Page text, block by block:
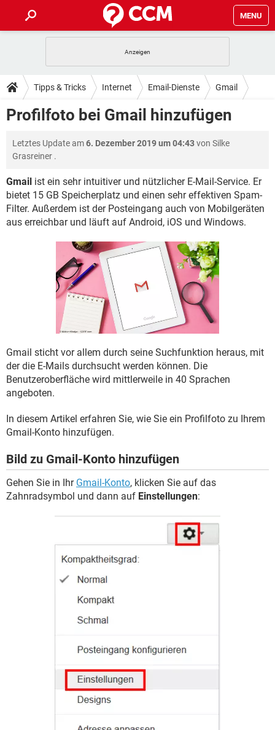
MENU
ANDROID IOS
WINDOWS 10 INSTAGRAM
FACEBOOK
TIPPS & TRICKS
SPIELE
ANDROID IOS
WINDOWS 10 INSTAGRAM
FACEBOOK HARDWARE
DOWNLOADS
ANDROID
WHATSAPP TIKTOK
FACEBOOK HARDWARE
FORUM
ANDROID IOS
WINDOWS 10 INSTAGRAM
WHATSAPP TIKTOK
HARDWARE
SPIELE STREAMING
ANDROID IOS
TIKTOK
HARDWARE
Tipps & Tricks Internet Email-Dienste Gmail
Profilfoto bei Gmail hinzufügen
Letztes Update am6. Dezember 2019 um 04:43von Silke
Grasreiner .
Gmail ist ein sehr intuitiver und nützlicher E-Mail-Service. Er
bietet 15 GB Speicherplatz und einen sehr effektiven Spam-
Filter. Außerdem ist der Posteingang auch von Mobilgeräten
aus erreichbar und läuft auf Android, iOS und Windows.
Gmail sticht vor allem durch seine Suchfunktion heraus, mit
der die E-Mails durchsucht werden können. Die
Benutzeroberfläche wird mittlerweile in 40 Sprachen
angeboten.
In diesem Artikel erfahren Sie, wie Sie ein Profilfoto zu Ihrem
Gmail-Konto hinzufügen.
Bild zu Gmail-Konto hinzufügen
Gehen Sie in Ihr Gmail-Konto, klicken Sie auf das
Zahnradsymbol und dann auf Einstellungen: